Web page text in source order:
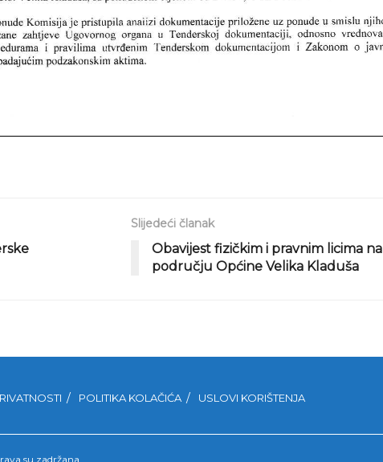
Slijedeći članak
Obavijest fizičkim i pravnim licima na
području Općine Velika Kladuša
POLITIKA KOLAČIĆA USLOVI KORIŠTENJA
su zadržana